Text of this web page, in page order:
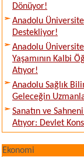
Dönüyor!
Anadolu
Destekliyor!
Anadolu
Yaşamının Kalbi
Atıyor!
Anadolu Sağlık
Geleceğin
Sanatın ve
Atıyor: Devlet
Ekonomi